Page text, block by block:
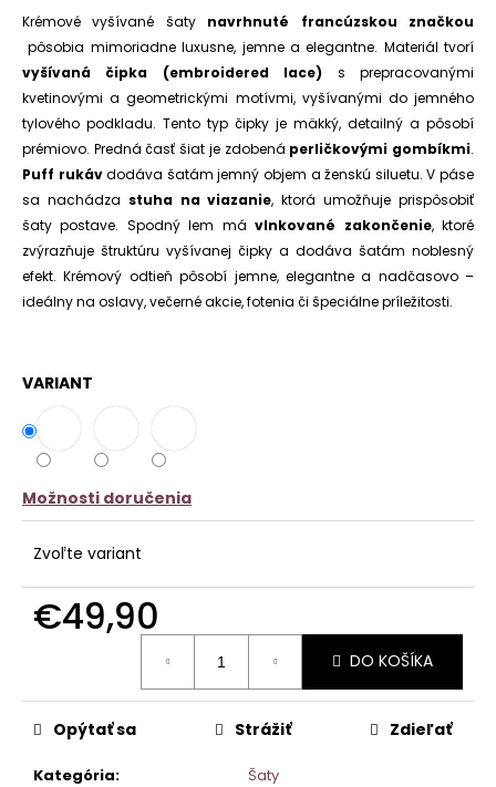
5
hviezdičiek.
Krémové vyšívané šatynavrhnuté francúzskou značkou
pôsobia mimoriadne luxusne, jemne a elegantne. Materiál tvorí
vyšívaná čipka (embroidered lace) s prepracovanými
kvetinovými a geometrickými motívmi, vyšívanými do jemného
tylového podkladu. Tento typ čipky je mäkký, detailný a pôsobí
prémiovo. Predná časť šiat je zdobená perličkovými gombíkmi.
Puff rukávdodáva šatám jemný objem a ženskú siluetu. V páse
sa nachádza stuha na viazanie, ktorá umožňuje prispôsobiť
šaty postave. Spodný lem mávlnkované zakončenie, ktoré
zvýrazňuje štruktúru vyšívanej čipky a dodáva šatám noblesný
efekt. Krémový odtieň pôsobí jemne, elegantne a nadčasovo –
ideálny na oslavy, večerné akcie, fotenia či špeciálne príležitosti.
VARIANT
Možnosti doručenia
Zvoľte variant
€49,90
DO KOŠÍKA
Kategória: Šaty
Opýtať sa Strážiť Zdieľať
a
m
e
ÚPLETOVÉ
ŠATY
MINA
€15,90
Pôvodne:
€24,90